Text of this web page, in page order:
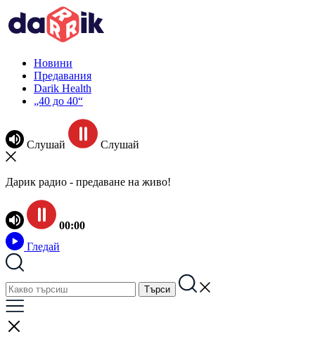
Новини
Предавания
Darik Health
„40 до 40“
Слушай Слушай
Дарик радио - предаване на живо!
00:00
Гледай